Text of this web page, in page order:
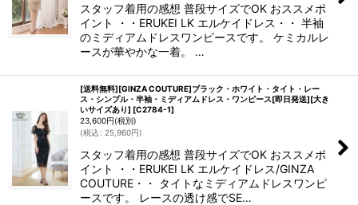
スタッフ着用の感想 普段サイズでOK おススメポ
イント ・・ERUKEI LK エルケイドレス・・ 半袖
のミディアムドレスワンピースです。 ケミカルレ
ースが華やかな一着。 …
[送料無料][GINZA COUTURE]ブラック・ホワイト・タイト・レー
ス・シンプル・半袖・ミディアムドレス・ワンピース[即日発送][大き
いサイズあり] [C2784-1]
23,600円(税別)
(税込 : 25,960円)
スタッフ着用の感想 普段サイズでOK おススメポ
イント ・・ERUKEI LK エルケイドレス/GINZA
COUTURE・・ タイトなミディアムドレスワンピ
ースです。 レースの透け感でSE…